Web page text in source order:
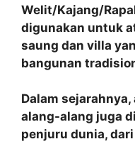
Welit/Kajang/
digunakan untuk
saung dan villa
bangunan
Dalam
alang-alang juga
penjuru dunia,